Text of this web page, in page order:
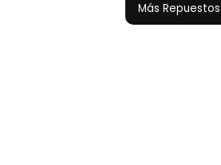
Más Repuestos